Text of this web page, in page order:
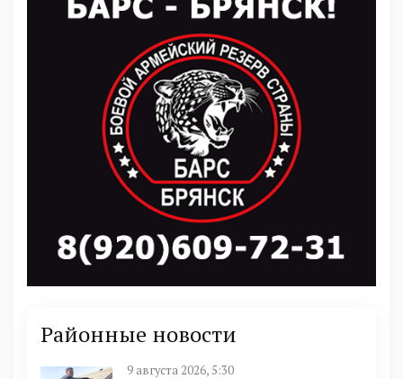
Районные новости
9 августа 2026, 5:30